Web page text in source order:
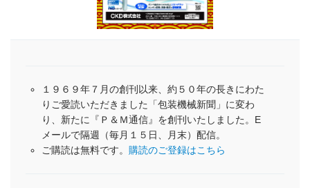
１９６９年７月の創刊以来、約５０年の長きにわた
りご愛読いただきました「包装機械新聞」に変わ
り、新たに『Ｐ＆Ｍ通信』を創刊いたしました。E
メールで隔週（毎月１５日、月末）配信。
ご購読は無料です。 購読のご登録はこちら